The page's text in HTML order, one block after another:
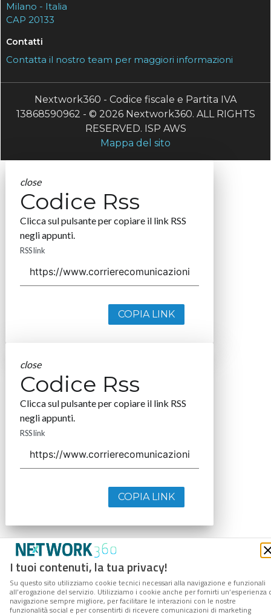
I tuoi contenuti, la tua privacy!
Su questo sito utilizziamo cookie tecnici necessari alla navigazione e funzionali
all’erogazione del servizio. Utilizziamo i cookie anche per fornirti un’esperienza
navigazione sempre migliore, per facilitare le interazioni con le nostre
funzionalità social e per consentirti di ricevere comunicazioni di marketing
Milano - Italia
CAP 20133
Contatti
Contatta il nostro team per maggiori informazioni
Nextwork360 - Codice fiscale e Partita IVA
13868590962 - © 2026 Nextwork360. ALL RIGHTS
RESERVED. ISP AWS
Mappa del sito
close
Codice Rss
Clicca sul pulsante per copiare il link RSS
negli appunti.
RSS link
COPIA LINK
close
Codice Rss
Clicca sul pulsante per copiare il link RSS
negli appunti.
RSS link
COPIA LINK